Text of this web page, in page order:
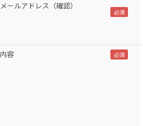
メールアドレス（確認）
内容